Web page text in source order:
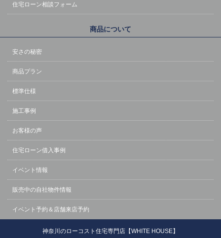
住宅ローン相談フォーム
商品について
安さの秘密
商品プラン
標準仕様
施工事例
お客様の声
住宅ローン借入事例
イベント情報
販売中の自社物件情報
イベント予約＆店舗来店予約
神奈川のローコスト住宅専門店【WHITE HOUSE】